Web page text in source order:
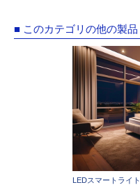
■ このカテゴリの他の製品
LEDスマートライト